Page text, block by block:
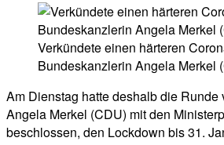
Verkündete einen härteren
Bundeskanzlerin Angela Merkel
Am Dienstag hatte deshalb die
Angela Merkel (CDU) mit den
beschlossen, den Lockdown bis 31.